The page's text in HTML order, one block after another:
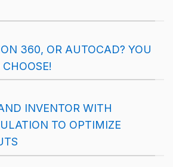
360, OR AUTOCAD? YOU
INVENTOR WITH
TO OPTIMIZE